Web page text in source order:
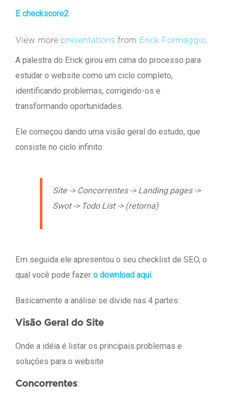
E checkscore2
View more presentations from Erick Formaggio.
A palestra do Erick girou em cima do processo para
estudar o website como um ciclo completo,
identificando problemas, corrigindo-os e
transformando oportunidades.
Ele começou dando uma visão geral do estudo, que
consiste no ciclo infinito:
Site -> Concorrentes -> Landing pages ->
Swot -> Todo List -> (retorna)
Em seguida ele apresentou o seu checklist de SEO, o
qual você pode fazer o download aqui
Basicamente a análise se divide nas 4 partes:
Visão Geral do Site
Onde a idéia é listar os principais problemas e
soluções para o website
Concorrentes